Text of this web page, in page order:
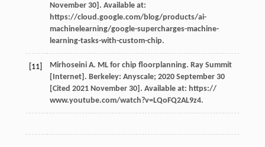
November 30]. Available at:
https://cloud.google.com/blog/products/ai-
machinelearning/google-supercharges-machine-
learning-tasks-with-custom-chip.
[11]
Mirhoseini A. ML for chip floorplanning. Ray Summit
[Internet]. Berkeley: Anyscale; 2020 September 30
[Cited 2021 November 30]. Available at: https://
www.youtube.com/watch?v=LQoFQ2AL9z4.